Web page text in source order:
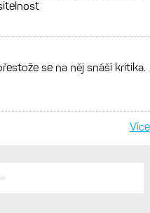
se na něj snáší kritika.
Více